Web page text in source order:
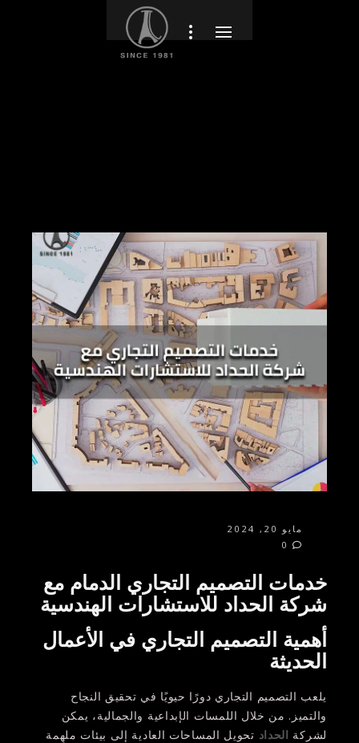
مايو 20, 2024
خدمات التصميم التجاري الدمام مع
شركة الحداد للاستشارات الهندسية
أهمية التصميم التجاري في الأعمال
الحديثة
يلعب التصميم التجاري دورًا حيويًا في تحقيق النجاح
والتميز. من خلال اللمسات الإبداعية والجمالية، يمكن
لشركة الحداد تحويل المساحات العادية إلى بيئات ملهِمة